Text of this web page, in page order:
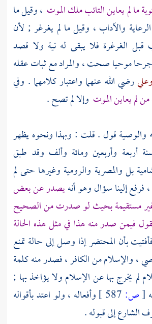
ما لم يعاين التائب ملك الموت ، وقيل ما
والآداب ، وقيل ما لم يغرغر ; لأن
قبل الغرغرة فلا يبقى له نية ولا قصد
موحيا صحت ، والمراد مع ثبات عقله
وعليرضي الله عنهما واعتبار كلامهما . وفي
لم يعاين الموت وإلا لم تصح .
والوصية قول . قلت : وبهذا ونحوه يظهر
أربعة وأربعين ومائة وألف وقد طبق
بل والمصرية والرومية وغيرها حتى لم
فرفع إلينا سؤال وهو أنهيصدر عن بعض
مستقيمة بحيث لو صدرت من الصحيح
فيمن صدر منه هذا في مثل هذه الحالة
بأن المحتضر إذا وصل إلى حالة تمنع
، والإسلام من الكافر ، فصدر منه كلمة
لم يخرج بها عن الإسلام ولا يؤاخذ بها ;
[ص:
وأفعاله ، ولو اعتد بأقواله
الشارع إلى قبوله .